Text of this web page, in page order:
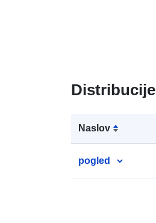
Distribucije
Naslov
pogled